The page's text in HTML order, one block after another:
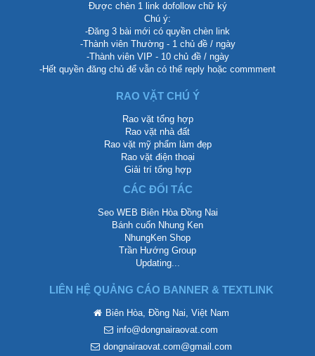
Được chèn 1 link dofollow chữ ký
Chú ý:
-Đăng 3 bài mới có quyền chèn link
-Thành viên Thường - 1 chủ đề / ngày
-Thành viên VIP - 10 chủ đề / ngày
-Hết quyền đăng chủ để vẫn có thể reply hoặc commment
RAO VẶT CHÚ Ý
Rao vặt tổng hợp
Rao vặt nhà đất
Rao vặt mỹ phẩm làm đẹp
Rao vặt điện thoại
Giải trí tổng hợp
CÁC ĐỐI TÁC
Seo WEB Biên Hòa Đồng Nai
Bánh cuốn Nhung Ken
NhungKen Shop
Trần Hướng Group
Updating...
LIÊN HỆ QUẢNG CÁO BANNER & TEXTLINK
Biên Hòa, Đồng Nai, Việt Nam
info@dongnairaovat.com
dongnairaovat.com@gmail.com